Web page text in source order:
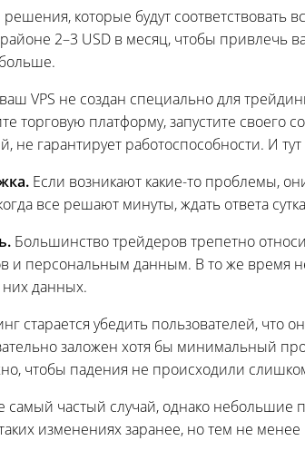
которые будут соответствовать
2–3 USD в месяц, чтобы
VPS не создан специально для
торговую платформу, запустите своего
не гарантирует работоспособности. И
Если возникают какие-то проблемы,
все решают минуты, ждать ответа
Большинство трейдеров трепетно
и персональным данным. В то же время
данных.
старается убедить пользователей, что
заложен хотя бы минимальный
чтобы падения не происходили
самый частый случай, однако небольшие
изменениях заранее, но тем не